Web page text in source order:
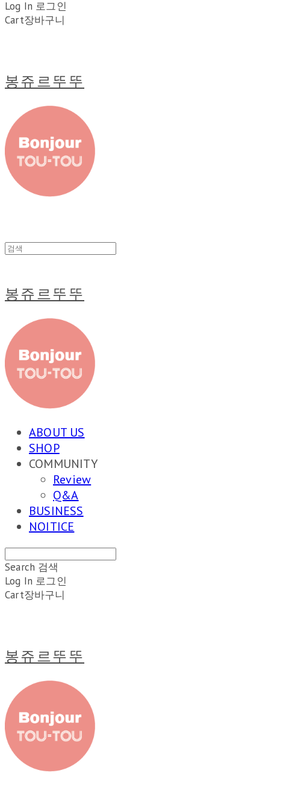
Log In 로그인
Cart장바구니
봉쥬르뚜뚜
봉쥬르뚜뚜
ABOUT US
SHOP
COMMUNITY
Review
Q&A
BUSINESS
NOITICE
Search 검색
Log In 로그인
Cart장바구니
봉쥬르뚜뚜